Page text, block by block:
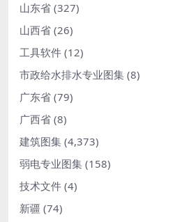
山东省 (327)
山西省 (26)
工具软件 (12)
市政给水排水专业图集 (8)
广东省 (79)
广西省 (8)
建筑图集 (4,373)
弱电专业图集 (158)
技术文件 (4)
新疆 (74)